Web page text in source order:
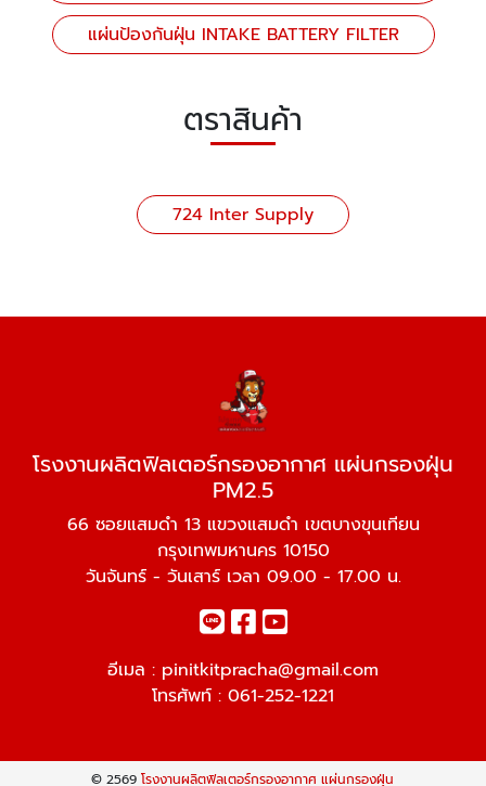
แผ่นป้องกันฝุ่น INTAKE BATTERY FILTER
ตราสินค้า
724 Inter Supply
โรงงานผลิตฟิลเตอร์กรองอากาศ แผ่นกรองฝุ่น
PM2.5
66 ซอยแสมดำ 13 แขวงแสมดำ เขตบางขุนเทียน
กรุงเทพมหานคร 10150
วันจันทร์ - วันเสาร์ เวลา 09.00 - 17.00 น.
อีเมล : pinitkitpracha@gmail.com
โทรศัพท์ : 061-252-1221
© 2569โรงงานผลิตฟิลเตอร์กรองอากาศ แผ่นกรองฝุ่น